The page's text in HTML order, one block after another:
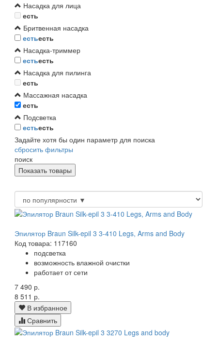
Насадка для лица
есть
Бритвенная насадка
естьесть
Насадка-триммер
естьесть
Насадка для пилинга
есть
Массажная насадка
есть
Подсветка
естьесть
Задайте хотя бы один параметр для поиска
сбросить фильтры
поиск
Эпилятор Braun Silk-epil 3 3-410 Legs, Arms and Body
Код товара: 117160
подсветка
возможность влажной очистки
работает от сети
7 490 р.
8 511 р.
В избранное
Сравнить